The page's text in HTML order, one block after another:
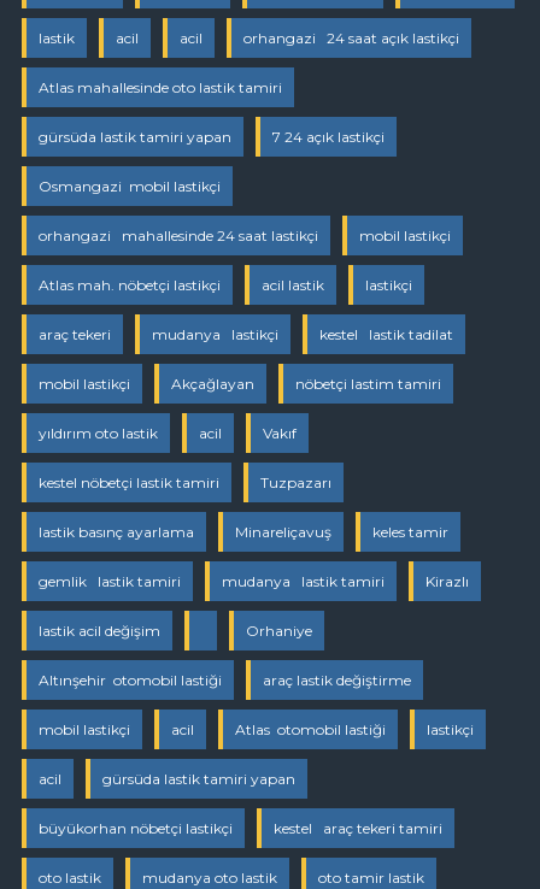
lastik acil acil orhangazi 24 saat açık lastikçi
Atlas mahallesinde oto lastik tamiri
gürsüda lastik tamiri yapan 7 24 açık lastikçi
Osmangazi mobil lastikçi
orhangazi mahallesinde 24 saat lastikçi mobil lastikçi
Atlas mah. nöbetçi lastikçi acil lastik lastikçi
araç tekeri mudanya lastikçi kestel lastik tadilat
mobil lastikçi Akçağlayan nöbetçi lastim tamiri
yıldırım oto lastik acil Vakıf
kestel nöbetçi lastik tamiri Tuzpazarı
lastik basınç ayarlama Minareliçavuş keles tamir
gemlik lastik tamiri mudanya lastik tamiri Kirazlı
lastik acil değişim Orhaniye
Altınşehir otomobil lastiği araç lastik değiştirme
mobil lastikçi acil Atlas otomobil lastiği lastikçi
acil gürsüda lastik tamiri yapan
büyükorhan nöbetçi lastikçi kestel araç tekeri tamiri
oto lastik mudanya oto lastik oto tamir lastik